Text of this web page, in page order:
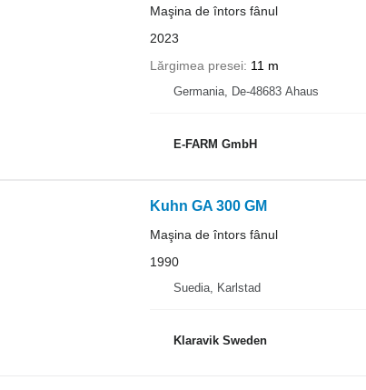
Maşina de întors fânul
2023
Lărgimea presei 11 m
Germania, De-48683 Ahaus
E-FARM GmbH
Kuhn GA 300 GM
Maşina de întors fânul
1990
Suedia, Karlstad
Klaravik Sweden